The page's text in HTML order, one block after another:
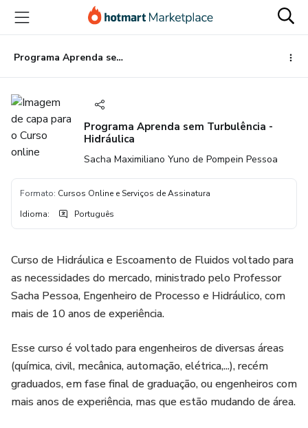
para
conteúdo
principal
para
pagamento
para
rodapé
Programa Aprenda sem Turbulência - Hidráulica
Programa Aprenda sem Turbulência -
Hidráulica
Sacha Maximiliano Yuno de Pompein Pessoa
Formato: Cursos Online e Serviços de Assinatura
Idioma: Português
Curso de Hidráulica e Escoamento de Fluidos voltado para
as necessidades do mercado, ministrado pelo Professor
Sacha Pessoa, Engenheiro de Processo e Hidráulico, com
mais de 10 anos de experiência.
Esse curso é voltado para engenheiros de diversas áreas
(química, civil, mecânica, automação, elétrica,...), recém
graduados, em fase final de graduação, ou engenheiros com
mais anos de experiência, mas que estão mudando de área.